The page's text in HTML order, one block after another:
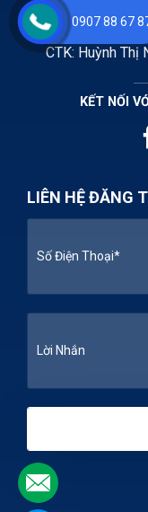
Ngân hàng:
CTK: Huỳnh Thị
KẾT NỐI
LIÊN HỆ ĐĂNG
0907 88 67
.